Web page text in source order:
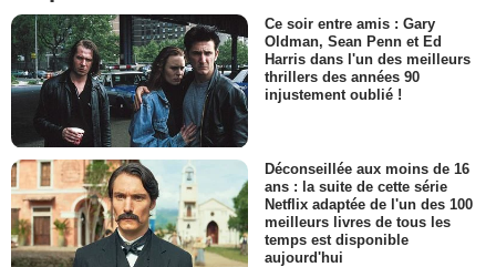
Ce soir entre amis : Gary
Oldman, Sean Penn et Ed
Harris dans l'un des meilleurs
thrillers des années 90
injustement oublié !
Déconseillée aux moins de 16
ans : la suite de cette série
Netflix adaptée de l'un des 100
meilleurs livres de tous les
temps est disponible
aujourd'hui